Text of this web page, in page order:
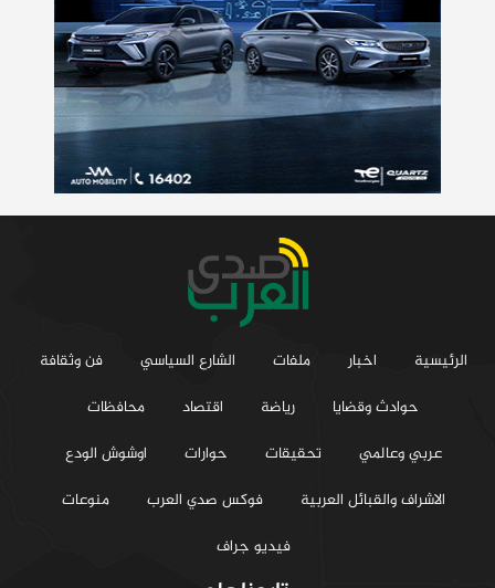
الرئيسية اخبار ملفات الشارع السياسي
فن وثقافة
حوادث وقضايا
رياضة اقتصاد
محافظات
عربي وعالمي
تحقيقات حوارات
اوشوش الودع
الاشراف والقبائل العربية
فوكس صدي العرب
منوعات
فيديو جراف